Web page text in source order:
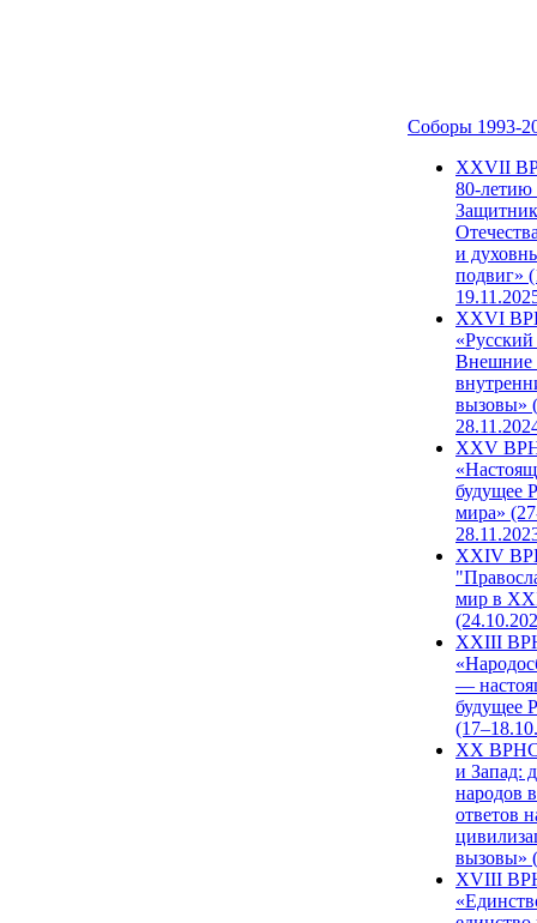
Соборы 1993-
ХХVII
80-
и
подвиг»
XXVI
Внешние
вызовы»
XXV
будущее
мира»
XXIV
мир в
XXIII
—
будущее
XX ВРНС
и Запад:
народов
ответов
вызовы»
XVIII